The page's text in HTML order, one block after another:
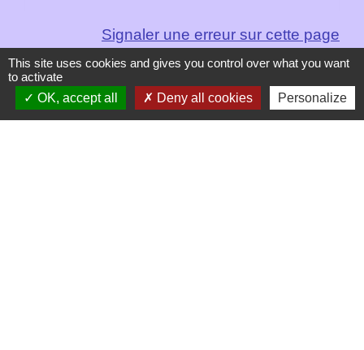
Signaler une erreur sur cette page
Contacts
This site uses cookies and gives you control over what you want
to activate
OK, accept all
Deny all cookies Personalize